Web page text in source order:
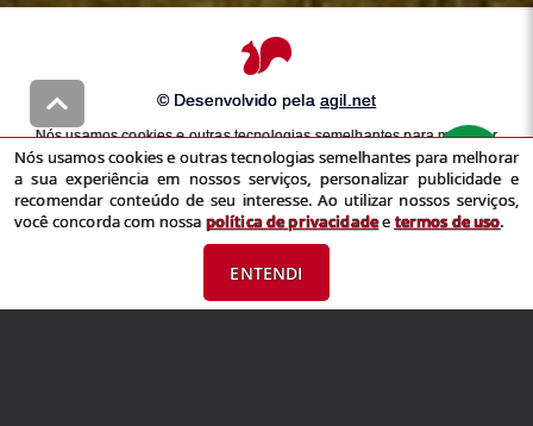
© Desenvolvido pela agil.net
Nós usamos cookies e outras tecnologias semelhantes para melhorar
a sua experiência em nossos serviços, personalizar publicidade e
recomendar conteúdo de seu interesse. Ao utilizar nossos serviços,
você concorda com nossapolítica de privacidadeetermos de uso
Nós usamos cookies e outras tecnologias semelhantes para melhorar
a sua experiência em nossos serviços, personalizar publicidade e
recomendar conteúdo de seu interesse. Ao utilizar nossos serviços,
você concorda com nossa política de privacidadeetermos de uso.
ENTENDI